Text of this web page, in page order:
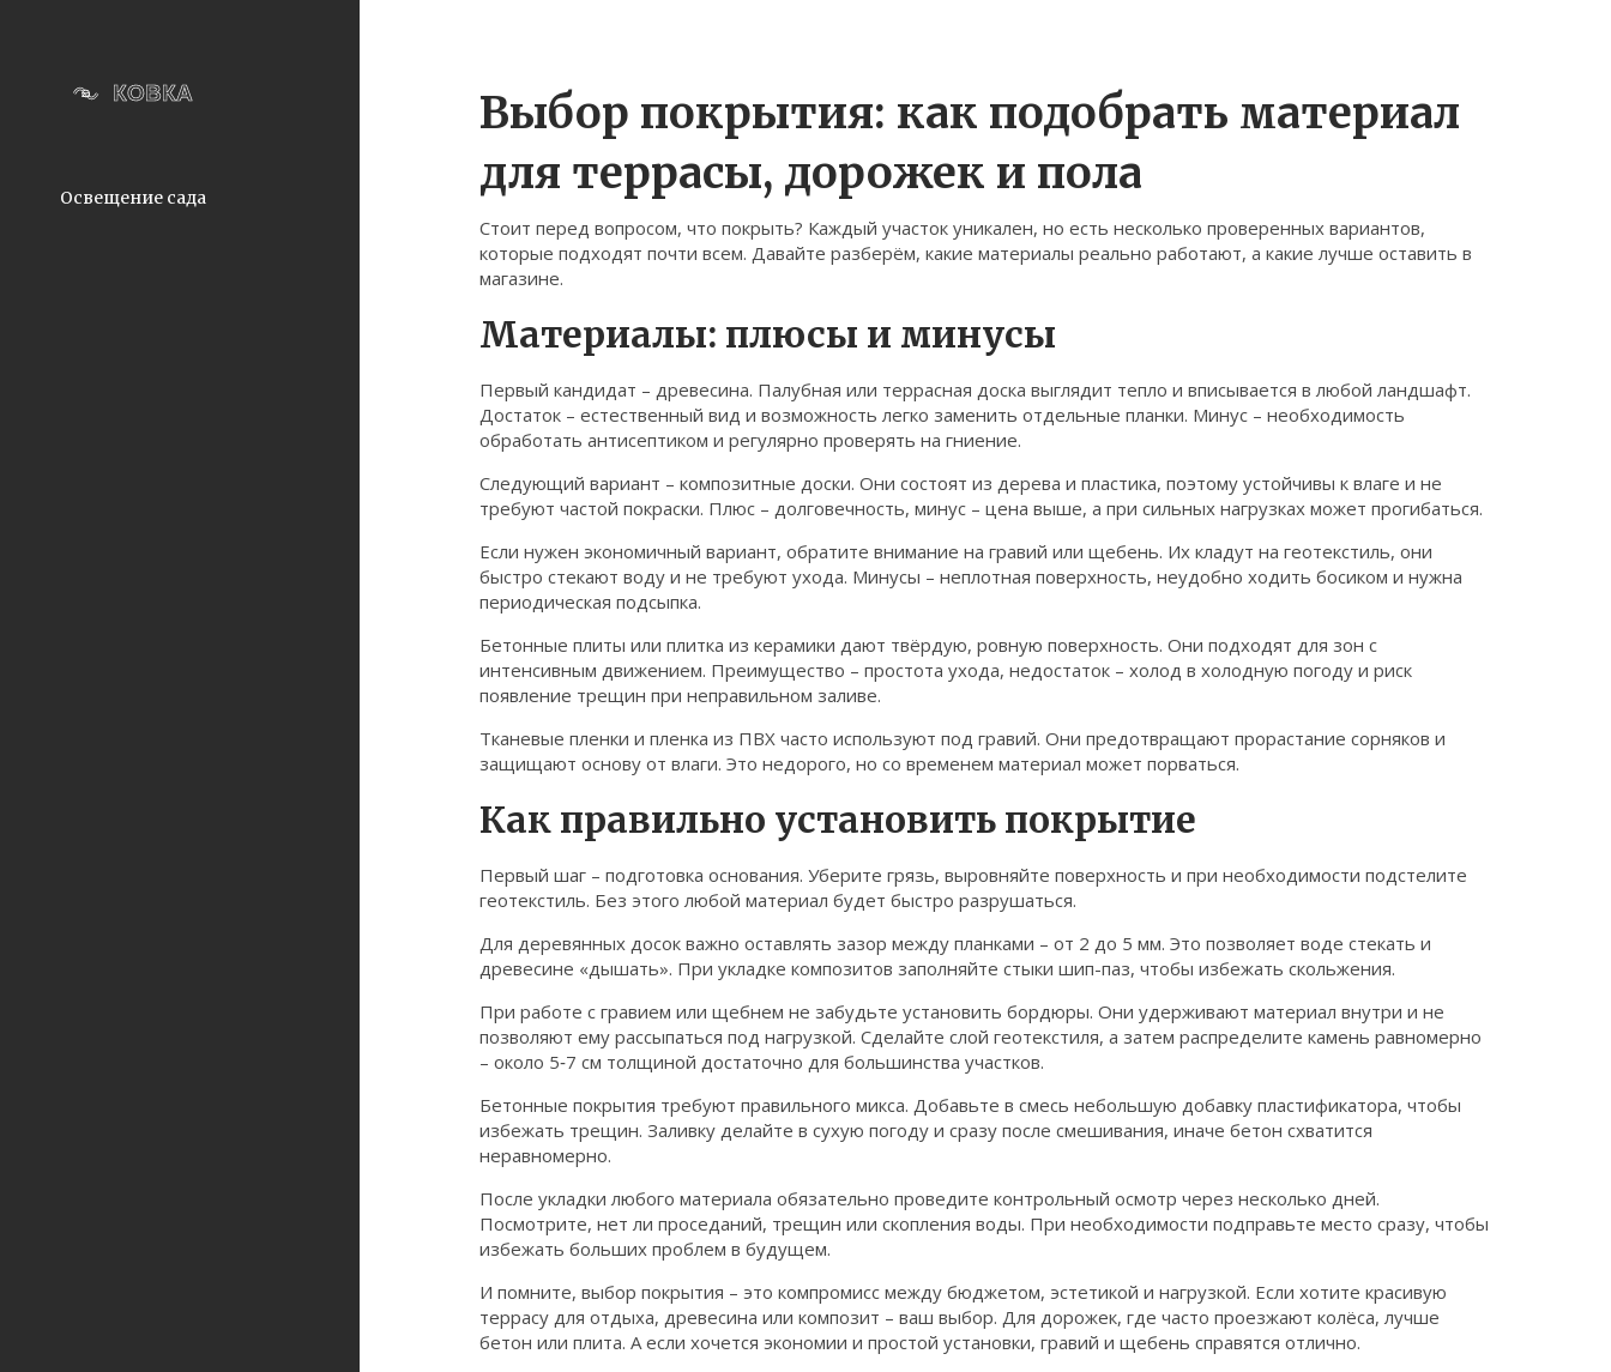
Освещение сада
Выбор покрытия: как подобрать материал
для террасы, дорожек и пола
Стоит перед вопросом, что покрыть? Каждый участок уникален, но есть несколько проверенных вариантов,
которые подходят почти всем. Давайте разберём, какие материалы реально работают, а какие лучше оставить в
магазине.
Материалы: плюсы и минусы
Первый кандидат – древесина. Палубная или террасная доска выглядит тепло и вписывается в любой ландшафт.
Достаток – естественный вид и возможность легко заменить отдельные планки. Минус – необходимость
обработать антисептиком и регулярно проверять на гниение.
Следующий вариант – композитные доски. Они состоят из дерева и пластика, поэтому устойчивы к влаге и не
требуют частой покраски. Плюс – долговечность, минус – цена выше, а при сильных нагрузках может прогибаться.
Если нужен экономичный вариант, обратите внимание на гравий или щебень. Их кладут на геотекстиль, они
быстро стекают воду и не требуют ухода. Минусы – неплотная поверхность, неудобно ходить босиком и нужна
периодическая подсыпка.
Бетонные плиты или плитка из керамики дают твёрдую, ровную поверхность. Они подходят для зон с
интенсивным движением. Преимущество – простота ухода, недостаток – холод в холодную погоду и риск
появление трещин при неправильном заливе.
Тканевые пленки и пленка из ПВХ часто используют под гравий. Они предотвращают прорастание сорняков и
защищают основу от влаги. Это недорого, но со временем материал может порваться.
Как правильно установить покрытие
Первый шаг – подготовка основания. Уберите грязь, выровняйте поверхность и при необходимости подстелите
геотекстиль. Без этого любой материал будет быстро разрушаться.
Для деревянных досок важно оставлять зазор между планками – от 2 до 5 мм. Это позволяет воде стекать и
древесине «дышать». При укладке композитов заполняйте стыки шип-паз, чтобы избежать скольжения.
При работе с гравием или щебнем не забудьте установить бордюры. Они удерживают материал внутри и не
позволяют ему рассыпаться под нагрузкой. Сделайте слой геотекстиля, а затем распределите камень равномерно
– около 5‑7 см толщиной достаточно для большинства участков.
Бетонные покрытия требуют правильного микса. Добавьте в смесь небольшую добавку пластификатора, чтобы
избежать трещин. Заливку делайте в сухую погоду и сразу после смешивания, иначе бетон схватится
неравномерно.
После укладки любого материала обязательно проведите контрольный осмотр через несколько дней.
Посмотрите, нет ли проседаний, трещин или скопления воды. При необходимости подправьте место сразу, чтобы
избежать больших проблем в будущем.
И помните, выбор покрытия – это компромисс между бюджетом, эстетикой и нагрузкой. Если хотите красивую
террасу для отдыха, древесина или композит – ваш выбор. Для дорожек, где часто проезжают колёса, лучше
бетон или плита. А если хочется экономии и простой установки, гравий и щебень справятся отлично.